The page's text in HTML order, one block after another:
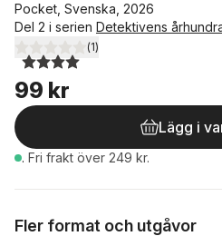
Pocket, Svenska, 2026
Del 2 i serien Detektivens
4,0utav 5 stjärnor. Totalt antal
(1)
99 kr
Lägg i
. Fri frakt över 249 kr.
Fler format och utgåvor